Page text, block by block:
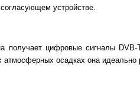
устройстве.
цифровые сигналы
осадках она идеально